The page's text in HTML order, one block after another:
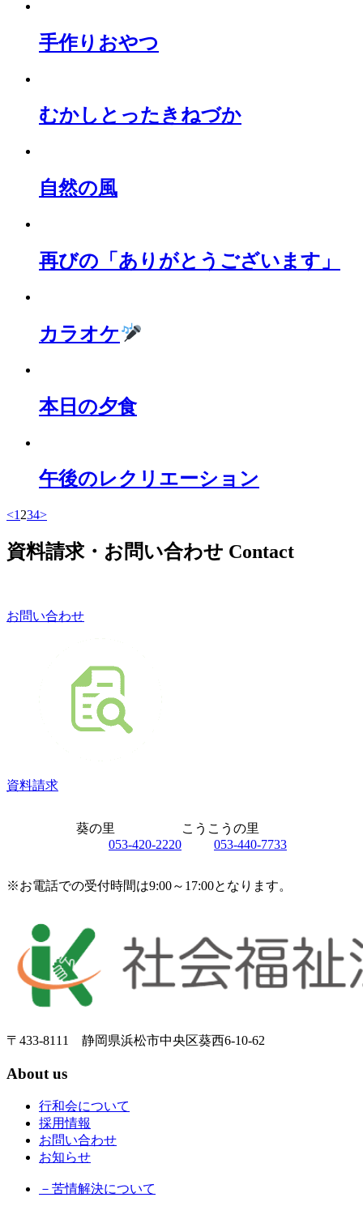
手作りおやつ
むかしとったきねづか
自然の風
再びの「ありがとうございます」
カラオケ
本日の夕食
午後のレクリエーション
<1 234>
資料請求・お問い合わせ Contact
お問い合わせ
資料請求
葵の里
053-420-2220
こうこうの里
053-440-7733
※お電話での受付時間は9:00～17:00となります。
〒433-8111 静岡県浜松市中央区葵西6-10-62
About us
行和会について
採用情報
お問い合わせ
お知らせ
－苦情解決について